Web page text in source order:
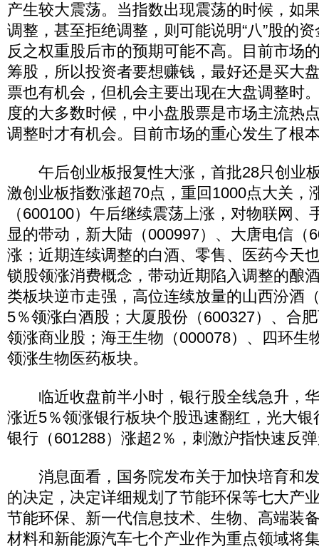
产生较大震荡。当指数出现震荡的时候，如
调整，甚至拒绝调整，则可能说明“八”股的
反之权重股后市的预期可能不高。目前市场
筹股，所以投资者要想赚钱，最好还是买大
票也有机会，但机会主要出现在大盘调整时
度的大多数时候，中小盘股票是市场主流热
调整时才有机会。目前市场的重心发生了根
午后创业板报复性大涨，首批28只创业
激创业板指数涨超70点，重回1000点大关，
（600100）午后继续震荡上涨，对物联网、
显的带动，新大陆（000997）、大唐电信（
涨；近期连续调整的白酒、零售、医药今天
锁股领涨消费概念，带动近期陷入调整的酿
类板块逆市走强，高位连续放量的山西汾酒
5％领涨白酒股；大厦股份（600327）、合
领涨商业股；海王生物（000078）、四环生
领涨生物医药板块。
临近收盘前半小时，银行股全线急升，华
涨近5％领涨银行板块个股迅速翻红，光大
银行（601288）涨超2％，刺激沪指快速反
消息面看，国务院发布关于加快培育和
的决定，决定详细规划了节能环保等七大产
节能环保、新一代信息技术、生物、高端装
材料和新能源汽车七个产业作为重点领域将